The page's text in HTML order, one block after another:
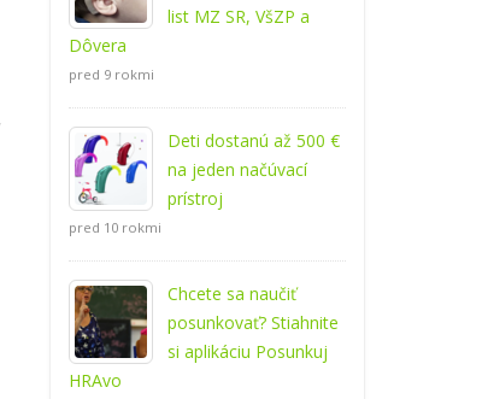
list MZ SR, VšZP a
Dôvera
pred 9 rokmi
Deti dostanú až 500 €
na jeden načúvací
prístroj
pred 10 rokmi
Chcete sa naučiť
posunkovať? Stiahnite
si aplikáciu Posunkuj
HRAvo